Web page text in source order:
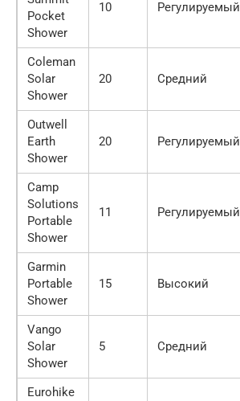
Pocket
Shower
10 Регулируемый
Coleman
Solar
Shower
20 Средний
Outwell
Earth
Shower
20 Регулируемый
Camp
Solutions
Portable
Shower
11 Регулируемый
Garmin
Portable
Shower
15 Высокий
Vango
Solar
Shower
5 Средний
Eurohike